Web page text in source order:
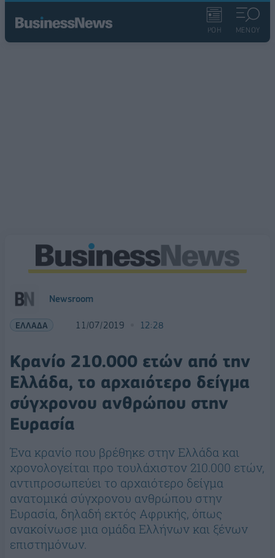
ΡΟΗ ΜΕΝΟΥ
Newsroom
ΕΛΛΑΔΑ 11/07/2019 12:28
Κρανίο 210.000 ετών από την
Ελλάδα, το αρχαιότερο δείγμα
σύγχρονου ανθρώπου στην
Ευρασία
Ένα κρανίο που βρέθηκε στην Ελλάδα και
χρονολογείται προ τουλάχιστον 210.000 ετών,
αντιπροσωπεύει το αρχαιότερο δείγμα
ανατομικά σύγχρονου ανθρώπου στην
Ευρασία, δηλαδή εκτός Αφρικής, όπως
ανακοίνωσε μια ομάδα Ελλήνων και ξένων
επιστημόνων.